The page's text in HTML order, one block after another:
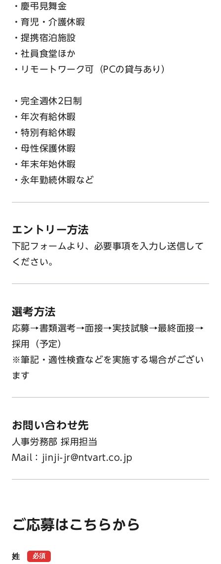
・慶弔見舞金
・育児・介護休暇
・提携宿泊施設
・社員食堂ほか
・リモートワーク可（PCの貸与あり）
・完全週休2日制
・年次有給休暇
・特別有給休暇
・母性保護休暇
・年末年始休暇
・永年勤続休暇など
エントリー方法
下記フォームより、必要事項を入力し送信して
ください。
選考方法
応募→書類選考→面接→実技試験→最終面接→
採用（予定）
※筆記・適性検査などを実施する場合がござい
ます
お問い合わせ先
人事労務部 採用担当
Mail：jinji-jr@ntvart.co.jp
ご応募はこちらから